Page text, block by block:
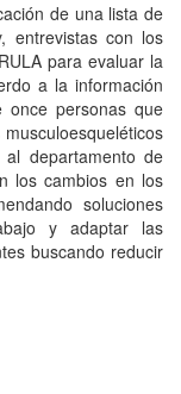
de una lista de
entrevistas con los
para evaluar la
a la información
once personas que
departamento de
los cambios en los
soluciones
y adaptar las
buscando reducir